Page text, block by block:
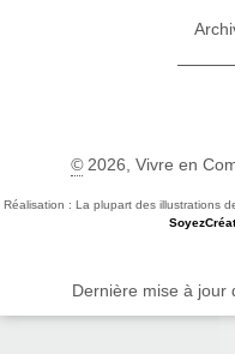
©2026, Vivre en
Réalisation : La plupart des illustrations
Dernière mise à jour